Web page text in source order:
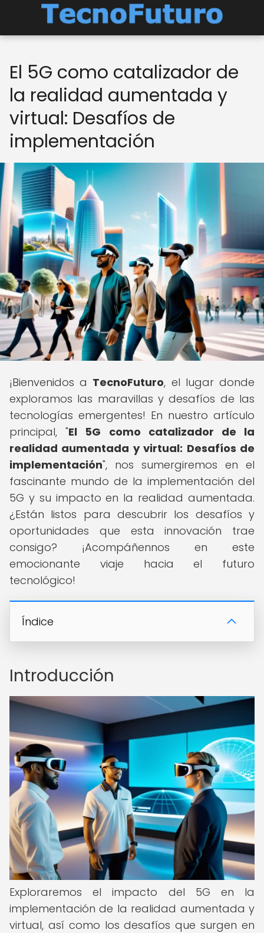
El 5G como catalizador de
la realidad aumentada y
virtual: Desafíos de
implementación
¡Bienvenidos a TecnoFuturo, el lugar donde
exploramos las maravillas y desafíos de las
tecnologías emergentes! En nuestro artículo
principal, "El 5G como catalizador de la
realidad aumentada y virtual: Desafíos de
implementación", nos sumergiremos en el
fascinante mundo de la implementación del
5G y su impacto en la realidad aumentada.
¿Están listos para descubrir los desafíos y
oportunidades que esta innovación trae
consigo? ¡Acompáñennos en este
emocionante viaje hacia el futuro
tecnológico!
Índice
Introducción
Exploraremos el impacto del 5G en la
implementación de la realidad aumentada y
virtual, así como los desafíos que surgen en